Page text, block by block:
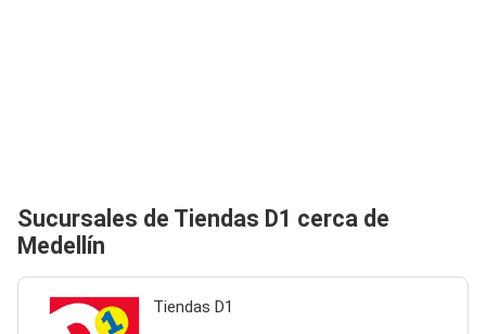
Sucursales de Tiendas D1 cerca de
Medellín
Tiendas D1